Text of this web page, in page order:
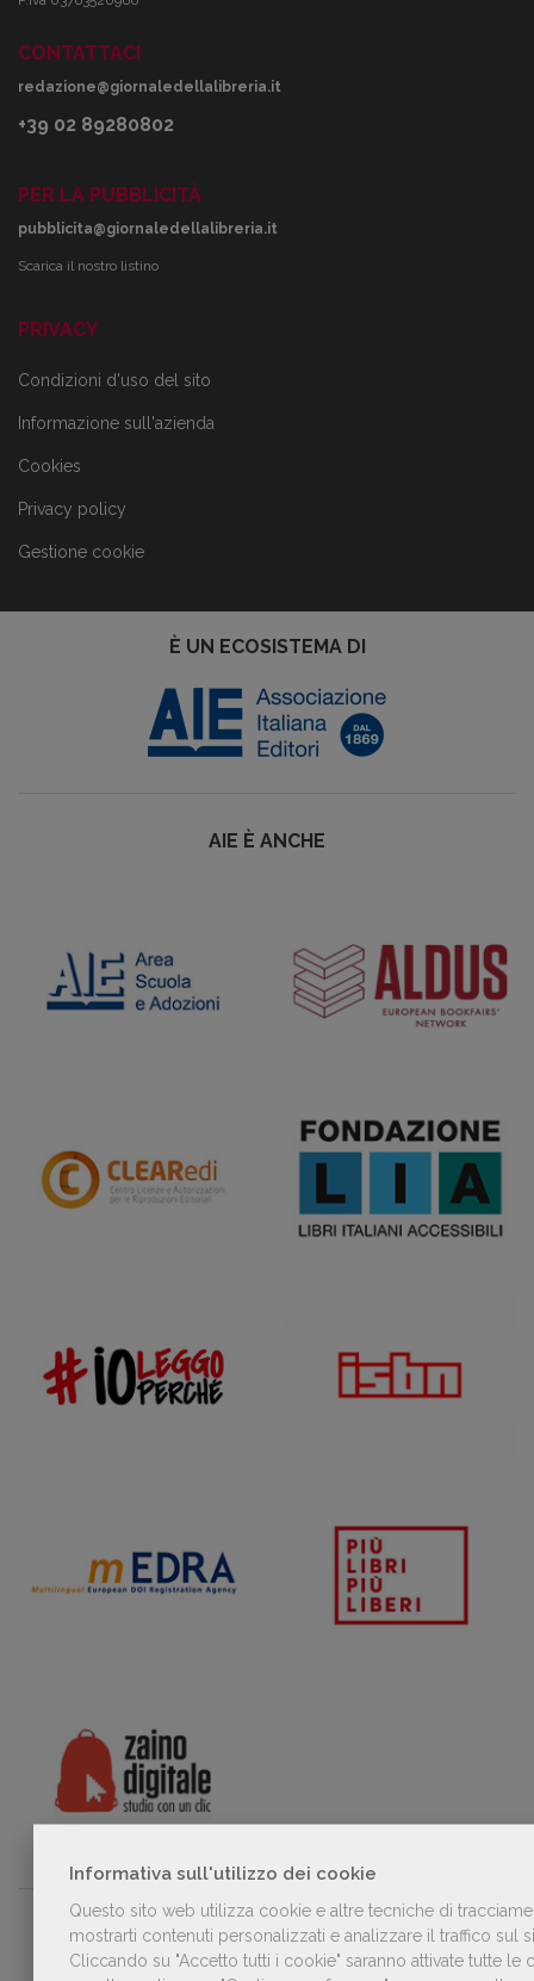
Informativa sull'utilizzo dei cookie
Questo sito web utilizza cookie e altre tecniche di
mostrarti contenuti personalizzati e analizzare il traffico sul
Cliccando su "Accetto tutti i cookie" saranno attivate tutte
CONTATTACI
redazione@giornaledellalibreria.it
+39 02 89280802
PER LA PUBBLICITÀ
pubblicita@giornaledellalibreria.it
Scarica il nostro listino
PRIVACY
Condizioni d'uso del sito
Informazione sull'azienda
Cookies
Privacy policy
Gestione cookie
È UN ECOSISTEMA DI
AIE È ANCHE
PARTNER